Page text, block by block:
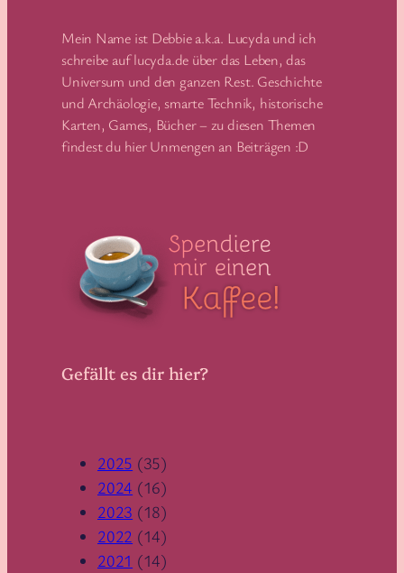
Mein Name ist Debbie a.k.a. Lucyda und ich
schreibe auf lucyda.de über das Leben, das
Universum und den ganzen Rest. Geschichte
und Archäologie, smarte Technik, historische
Karten, Games, Bücher – zu diesen Themen
findest du hier Unmengen an Beiträgen :D
Gefällt es dir hier?
2025 (35)
2024 (16)
2023 (18)
2022 (14)
2021 (14)